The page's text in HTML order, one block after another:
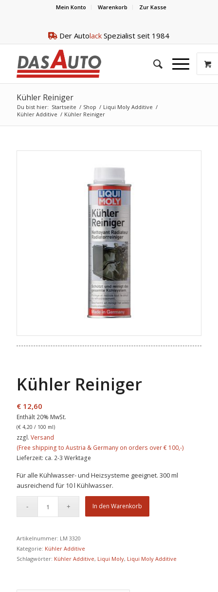
Mein Konto Warenkorb Zur Kasse
Der Autolack Spezialist seit 1984
Kühler Reiniger
Du bist hier: Startseite / Shop / Liqui Moly Additive /
Kühler Additive / Kühler Reiniger
Kühler Reiniger
€12,60
Enthält 20% MwSt.
(€4,20 / 100 ml)
zzgl. Versand
Lieferzeit: ca. 2-3 Werktage
Für alle Kühlwasser- und Heizsysteme geeignet. 300 ml
ausreichend für 10 l Kühlwasser.
In den Warenkorb
Artikelnummer: LM 3320
Kategorie: Kühler Additive
Schlagwörter: Kühler Additive, Liqui Moly, Liqui Moly Additive